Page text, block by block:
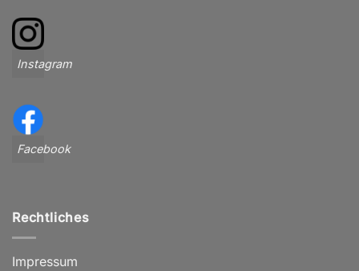
Instagram
Facebook
Rechtliches
Impressum